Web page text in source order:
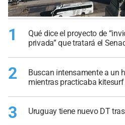
1
Qué dice el proyecto de
privada” que tratará el
2
Buscan intensamente a un
mientras practicaba
3 Uruguay tiene nuevo DT